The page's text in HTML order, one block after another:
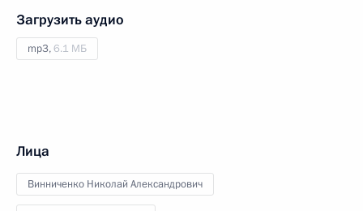
Загрузить аудио
mp3,6.1 МБ
Лица
Винниченко Николай Александрович